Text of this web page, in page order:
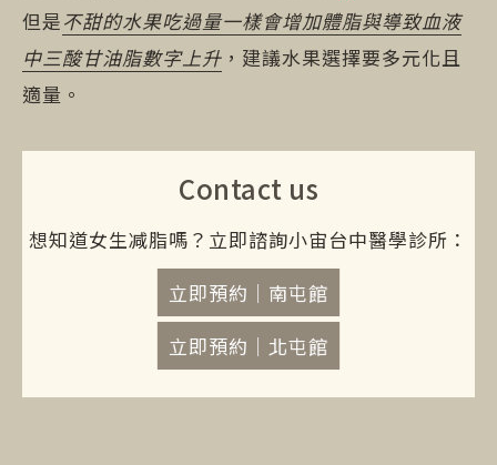
但是不甜的水果吃過量一樣會增加體脂與導致血液
中三酸甘油脂數字上升 ，建議水果選擇要多元化且
適量。
Contact us
想知道女生减脂嗎？立即諮詢小宙台中醫學診所：
立即預約｜南屯館
立即預約｜北屯館